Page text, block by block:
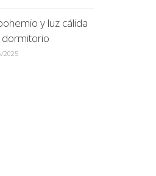
y luz cálida
dormitorio
2025